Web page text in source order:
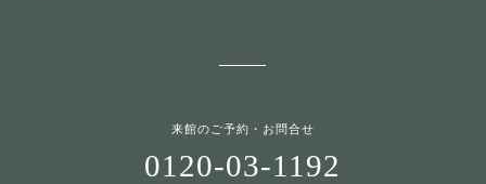
来館のご予約・お問合せ
0120-03-1192